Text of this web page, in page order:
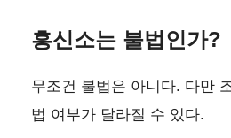
흥신소는 불법인가?
무조건 불법은 아니다. 다만
법 여부가 달라질 수 있다.